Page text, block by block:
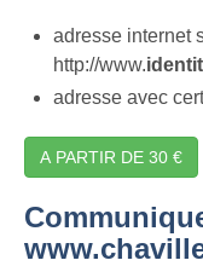
adresse internet
http://www.
adresse avec
A PARTIR DE 30 €